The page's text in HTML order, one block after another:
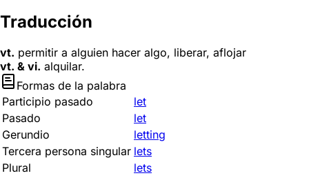
Traducción
vt. permitir a alguien hacer algo, liberar, aflojar
vt. & vi. alquilar.
Formas de la palabra
Participio pasado
let
Pasado
let
Gerundio
letting
Tercera persona singular lets
Plural
lets